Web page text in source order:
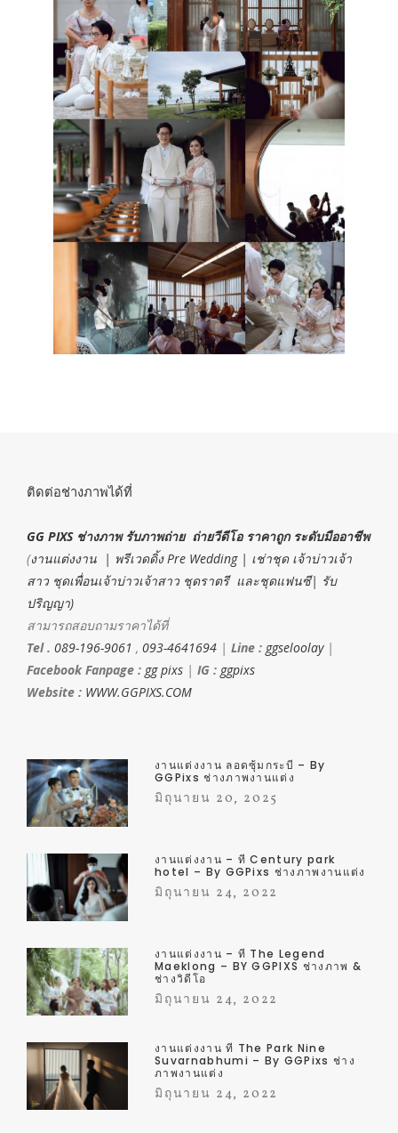
ติดต่อช่างภาพได้ที่
GG PIXS ช่างภาพ รับภาพถ่าย ถ่ายวีดีโอ ราคาถูก ระดับมืออาชีพ
(งานแต่งงาน | พรีเวดดิ้ง Pre Wedding | เช่าชุด เจ้าบ่าวเจ้า
สาว ชุดเพื่อนเจ้าบ่าวเจ้าสาว ชุดราตรี และชุดแฟนซี| รับ
ปริญญา)
สามารถสอบถามราคาได้ที่
Tel . 089-196-9061 , 093-4641694 | Line : ggseloolay|
Facebook Fanpage : gg pixs | IG : ggpixs
Website : WWW.GGPIXS.COM
งานแต่งงาน ลอดซุ้มกระบี่ – By
GGPixs ช่างภาพงานแต่ง
มิถุนายน 20, 2025
งานแต่งงาน – ที่ Century park
hotel – By GGPixs ช่างภาพงานแต่ง
มิถุนายน 24, 2022
งานแต่งงาน – ที่ The Legend
Maeklong – BY GGPIXS ช่างภาพ &
ช่างวิดีโอ
มิถุนายน 24, 2022
งานแต่งงาน ที่ The Park Nine
Suvarnabhumi – By GGPixs ช่าง
ภาพงานแต่ง
มิถุนายน 24, 2022